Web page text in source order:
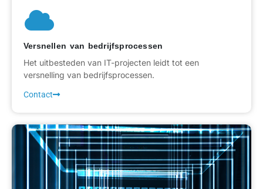
Versnellen van bedrijfsprocessen
Het uitbesteden van IT-projecten leidt tot een
versnelling van bedrijfsprocessen.
Contact